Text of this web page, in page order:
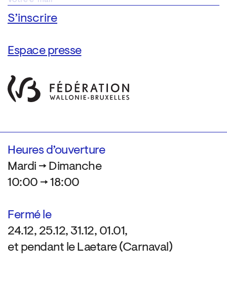
Espace presse
Heures d’ouverture
Mardi → Dimanche
10:00 → 18:00
Fermé le
24.12, 25.12, 31.12, 01.01,
et pendant le Laetare (Carnaval)